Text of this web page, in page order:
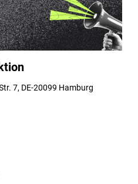
7, DE-20099 Hamburg